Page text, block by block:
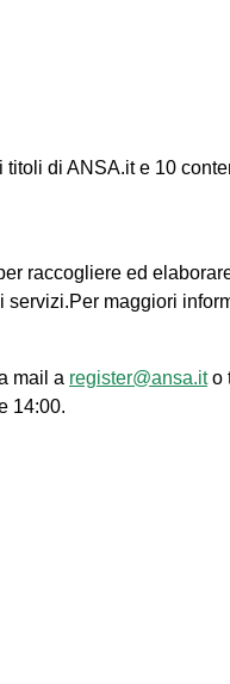
di ANSA.it e 10
raccogliere ed
servizi.Per maggiori
mail a register@ansa.ito
14:00.